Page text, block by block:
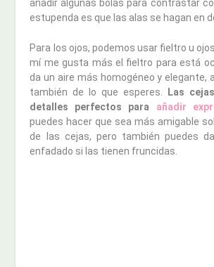
añadir algunas bolas para contrastar
estupenda es que las alas se hagan en
Para los ojos, podemos usar fieltro u
mí me gusta más el fieltro para está
da un aire más homogéneo y elegante,
también de lo que esperes.
Las
detalles perfectos para añadir
puedes hacer que sea más amigable
de las cejas, pero también puedes
enfadado si las tienen fruncidas.